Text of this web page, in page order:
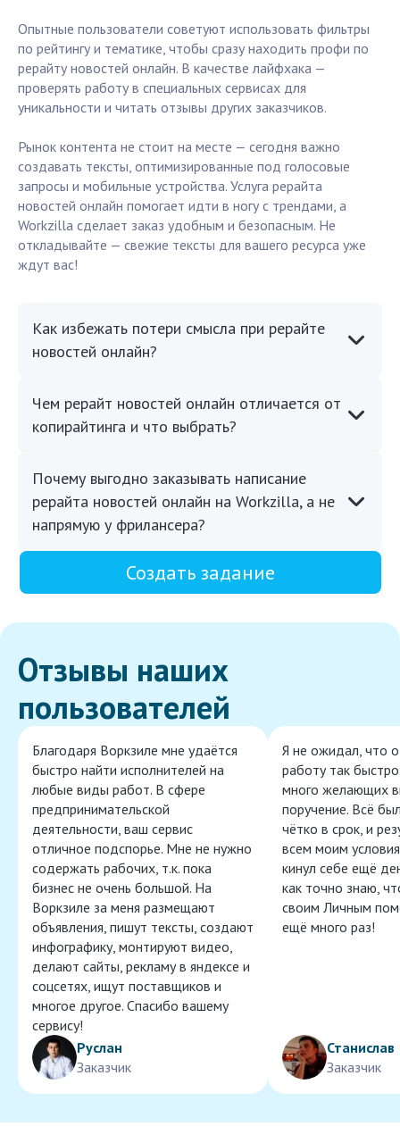
Опытные пользователи советуют использовать фильтры
по рейтингу и тематике, чтобы сразу находить профи по
рерайту новостей онлайн. В качестве лайфхака —
проверять работу в специальных сервисах для
уникальности и читать отзывы других заказчиков.
Рынок контента не стоит на месте — сегодня важно
создавать тексты, оптимизированные под голосовые
запросы и мобильные устройства. Услуга рерайта
новостей онлайн помогает идти в ногу с трендами, а
Workzilla сделает заказ удобным и безопасным. Не
откладывайте — свежие тексты для вашего ресурса уже
ждут вас!
Как избежать потери смысла при рерайте
новостей онлайн?
Чем рерайт новостей онлайн отличается от
копирайтинга и что выбрать?
Почему выгодно заказывать написание
рерайта новостей онлайн на Workzilla, а не
напрямую у фрилансера?
Создать задание
Отзывы наших
пользователей
Благодаря Воркзиле мне удаётся
быстро найти исполнителей на
любые виды работ. В сфере
предпринимательской
деятельности, ваш сервис
отличное подспорье. Мне не нужно
содержать рабочих, т.к. пока
бизнес не очень большой. На
Воркзиле за меня размещают
объявления, пишут тексты, создают
инфографику, монтируют видео,
делают сайты, рекламу в яндексе и
соцсетях, ищут поставщиков и
многое другое. Спасибо вашему
сервису!
Руслан
Заказчик
Я не ожидал, что
работу так
много желающих
поручение. Всё
чётко в срок, и
всем моим
кинул себе ещё
как точно знаю,
своим Личным
ещё много раз!
Станислав
Заказчик